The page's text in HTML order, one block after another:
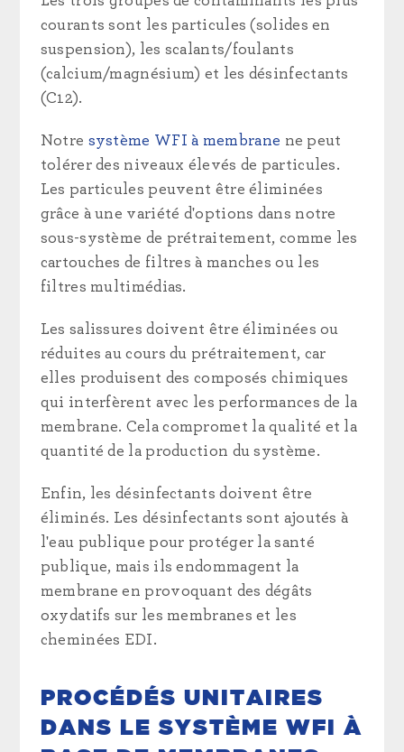
courants sont les particules (solides en
suspension), les scalants/foulants
(calcium/magnésium) et les désinfectants
(C12).
Notre système WFI à membrane ne peut
tolérer des niveaux élevés de particules.
Les particules peuvent être éliminées
grâce à une variété d'options dans notre
sous-système de prétraitement, comme les
cartouches de filtres à manches ou les
filtres multimédias.
Les salissures doivent être éliminées ou
réduites au cours du prétraitement, car
elles produisent des composés chimiques
qui interfèrent avec les performances de la
membrane. Cela compromet la qualité et la
quantité de la production du système.
Enfin, les désinfectants doivent être
éliminés. Les désinfectants sont ajoutés à
l'eau publique pour protéger la santé
publique, mais ils endommagent la
membrane en provoquant des dégâts
oxydatifs sur les membranes et les
cheminées EDI.
PROCÉDÉS UNITAIRES
DANS LE SYSTÈME WFI À